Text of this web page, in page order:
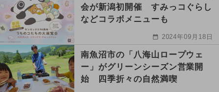
会が新潟初開催 すみっコぐらし
などコラボメニューも
2024年09月18日
南魚沼市の「八海山ロープウェ
ー」がグリーンシーズン営業開
始 四季折々の自然満喫